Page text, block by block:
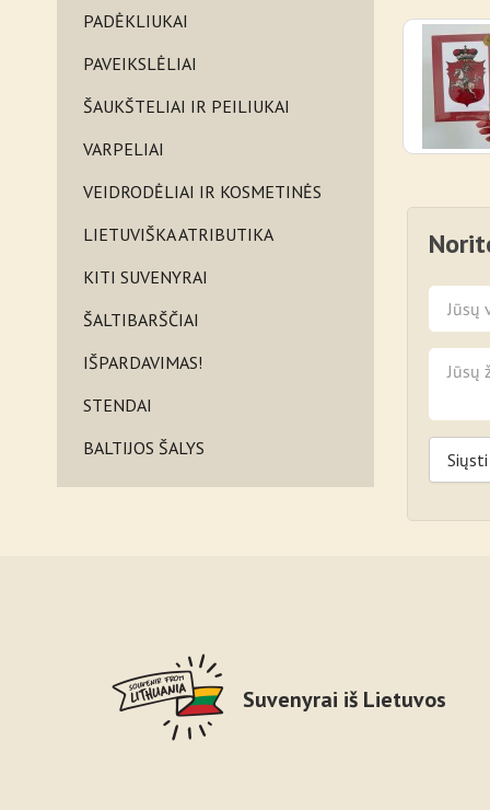
PADĖKLIUKAI
PAVEIKSLĖLIAI
ŠAUKŠTELIAI IR PEILIUKAI
VARPELIAI
VEIDRODĖLIAI IR KOSMETINĖS
LIETUVIŠKA ATRIBUTIKA
KITI SUVENYRAI
ŠALTIBARŠČIAI
IŠPARDAVIMAS!
STENDAI
BALTIJOS ŠALYS
Siųsti
Suvenyrai iš Lietuvos